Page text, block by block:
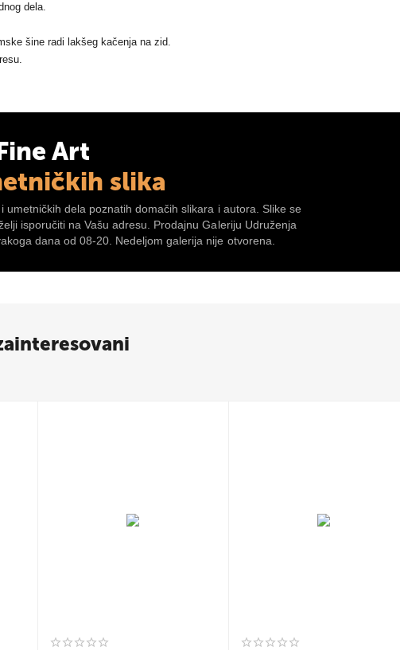
dela.
šine radi lakšeg kačenja na zid.
Art
slika
umetničkih dela poznatih domačih slikara i autora. Slike se
isporučiti na Vašu adresu. Prodajnu Galeriju Udruženja
dana od 08-20. Nedeljom galerija nije otvorena.